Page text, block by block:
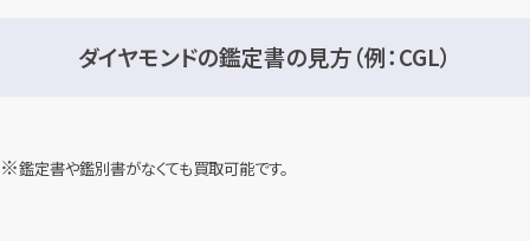
ダイヤモンドの鑑定書の見方（例：CGL）
鑑定書や鑑別書がなくても買取可能です。